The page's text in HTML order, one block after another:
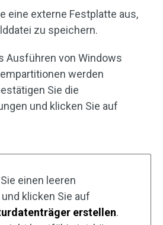
eine externe Festplatte aus,
zu speichern.
Ausführen von Windows
werden
Sie die
und klicken Sie auf
einen leeren
klicken Sie auf
erstellen.